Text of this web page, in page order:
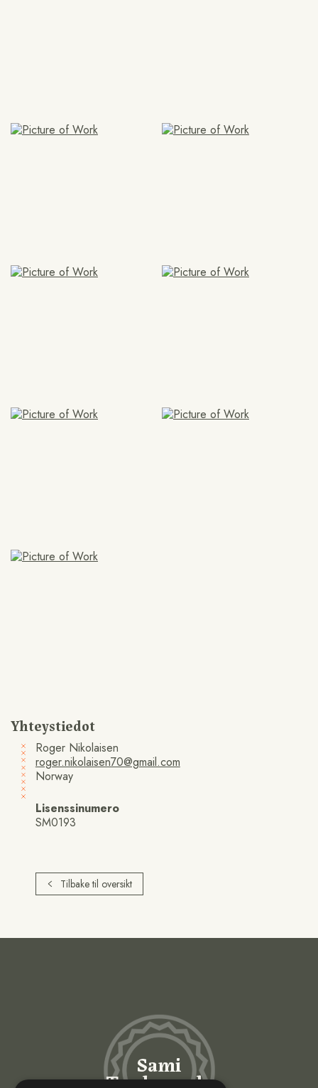
Yhteystiedot
Roger Nikolaisen
roger.nikolaisen70@gmail.com
Norway
Lisenssinumero
SM0193
Tilbake til oversikt
Sami
Trademarks